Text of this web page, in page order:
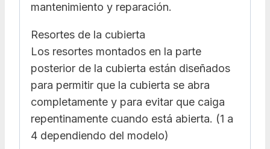
mantenimiento y reparación.
Resortes de la cubierta
Los resortes montados en la parte
posterior de la cubierta están diseñados
para permitir que la cubierta se abra
completamente y para evitar que caiga
repentinamente cuando está abierta. (1 a
4 dependiendo del modelo)